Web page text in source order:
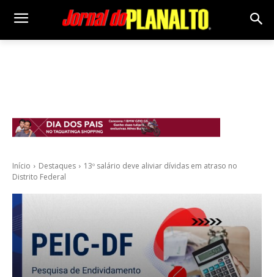
Início Destaques
13º salário deve aliviar dívidas em atraso no
Distrito Federal